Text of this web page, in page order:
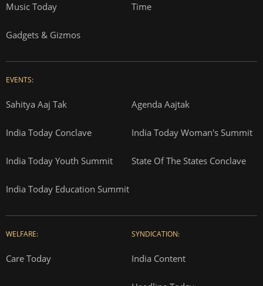
Music Today Time
Gadgets & Gizmos
EVENTS:
Sahitya Aaj Tak Agenda Aajtak
India Today Conclave India Today Woman's Summit
India Today Youth Summit State Of The States Conclave
India Today Education Summit
WELFARE:
Care Today
SYNDICATION:
India Content